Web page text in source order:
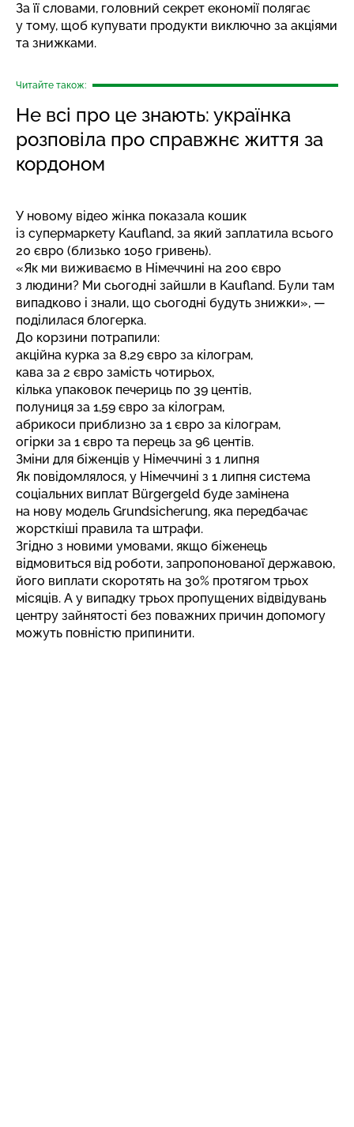
За її словами, головний секрет економії полягає
у тому, щоб купувати продукти виключно за акціями
та знижками.
Читайте також:
Не всі про це знають: українка
розповіла про справжнє життя за
кордоном
У новому відео жінка показала кошик
із супермаркету Kaufland, за який заплатила всього
20 євро (близько 1050 гривень).
«Як ми виживаємо в Німеччині на 200 євро
з людини? Ми сьогодні зайшли в Kaufland. Були там
випадково і знали, що сьогодні будуть знижки», —
поділилася блогерка.
До корзини потрапили:
акційна курка за 8,29 євро за кілограм,
кава за 2 євро замість чотирьох,
кілька упаковок печериць по 39 центів,
полуниця за 1,59 євро за кілограм,
абрикоси приблизно за 1 євро за кілограм,
огірки за 1 євро та перець за 96 центів.
Зміни для біженців у Німеччині з 1 липня
Як повідомлялося, у Німеччині з 1 липня система
соціальних виплат Bürgergeld буде замінена
на нову модель Grundsicherung, яка передбачає
жорсткіші правила та штрафи.
Згідно з новими умовами, якщо біженець
відмовиться від роботи, запропонованої державою,
його виплати скоротять на 30% протягом трьох
місяців. А у випадку трьох пропущених відвідувань
центру зайнятості без поважних причин допомогу
можуть повністю припинити.